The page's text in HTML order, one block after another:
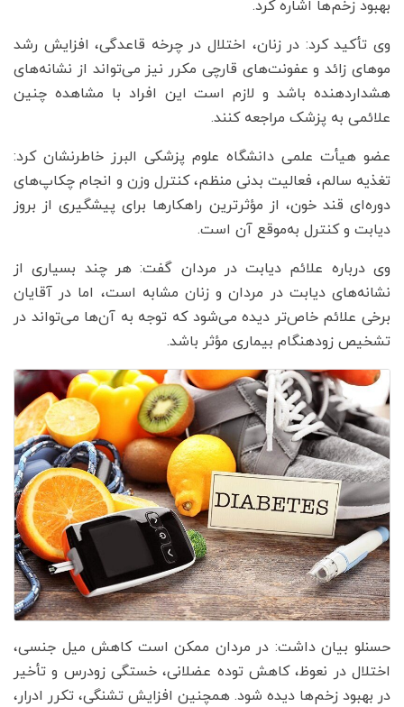
بهبود زخم‌ها اشاره کرد.
وی تأکید کرد: در زنان، اختلال در چرخه قاعدگی، افزایش رشد
موهای زائد و عفونت‌های قارچی مکرر نیز می‌تواند از نشانه‌های
هشداردهنده باشد و لازم است این افراد با مشاهده چنین
علائمی به پزشک مراجعه کنند.
عضو هیأت علمی دانشگاه علوم پزشکی البرز خاطرنشان کرد:
تغذیه سالم، فعالیت بدنی منظم، کنترل وزن و انجام چکاپ‌های
دوره‌ای قند خون، از مؤثرترین راهکارها برای پیشگیری از بروز
دیابت و کنترل به‌موقع آن است.
وی درباره علائم دیابت در مردان گفت: هر چند بسیاری از
نشانه‌های دیابت در مردان و زنان مشابه است، اما در آقایان
برخی علائم خاص‌تر دیده می‌شود که توجه به آن‌ها می‌تواند در
تشخیص زودهنگام بیماری مؤثر باشد.
حسنلو بیان داشت: در مردان ممکن است کاهش میل جنسی،
اختلال در نعوظ، کاهش توده عضلانی، خستگی زودرس و تأخیر
در بهبود زخم‌ها دیده شود. همچنین افزایش تشنگی، تکرر ادرار،